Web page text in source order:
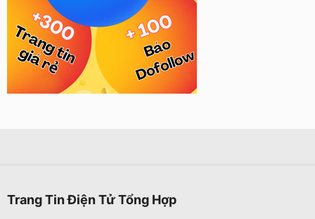
Trang Tin Điện Tử Tổng Hợp